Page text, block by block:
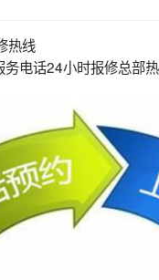
热线
电话24小时报修总部